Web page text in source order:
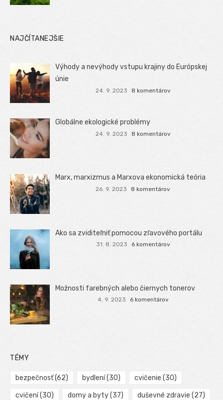
NAJČÍTANEJŠIE
Výhody a nevýhody vstupu krajiny do Európskej
únie
24. 9. 2023 8 komentárov
Globálne ekologické problémy
24. 9. 2023 8 komentárov
Marx, marxizmus a Marxova ekonomická teória
26. 9. 2023 8 komentárov
Ako sa zviditeľniť pomocou zľavového portálu
31. 8. 2023 6 komentárov
Možnosti farebných alebo čiernych tonerov
4. 9. 2023 6 komentárov
TÉMY
bezpečnosť(62) bydlení(30) cvičenie (30)
cvičení(30) domy a byty(37) duševné zdravie (27)